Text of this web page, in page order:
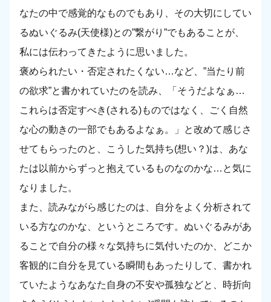
なたの中で感覚的なものでもあり、その大切にしてい
るぬいぐるみ(天使様)との”繋がり”でもあることが、
私には伝わってきたように思いました。
褒められたい・否定されたくない…など、”当たり前
の欲求”と書かれていたのを読み、「そうだよなぁ…
これらは否定すべき(される)ものではなく、ごく自然
な心の動きの一部でもあるよなぁ。」と改めて感じさ
せてもらったのと、こうした気持ち(想い？)は、あな
たは以前からずっと抱えているものなのかな…と気に
なりました。
また、読みながら感じたのは、自分をよく分析されて
いる方なのかな、というところです。ぬいぐるみがあ
ることで自分の様々な気持ちに気付いたのか、どこか
客観的に自分を見ている瞬間もあったりして、書かれ
ていたようなあなた自身の不安や孤独などと、時折向